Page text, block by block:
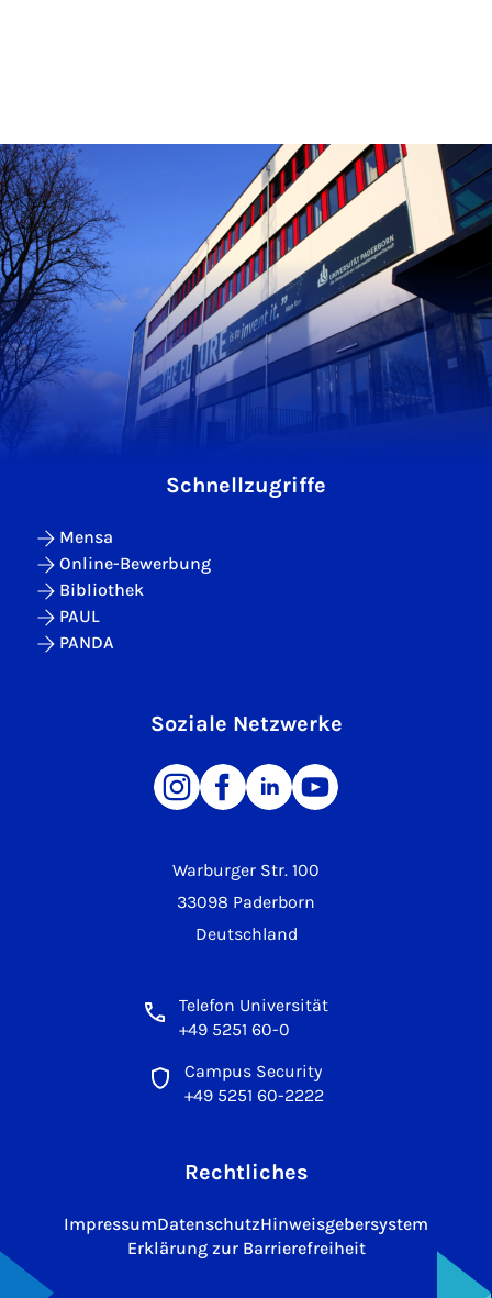
Warburger Str. 100
33098 Paderborn
Deutschland
Telefon Universität
+49 5251 60-0
Campus Security
+49 5251 60-2222
Schnellzugriffe
Mensa
Online-Bewerbung
Bibliothek
PAUL
PANDA
Soziale Netzwerke
Rechtliches
ImpressumDatenschutzHinweisgebersystem
Erklärung zur Barrierefreiheit